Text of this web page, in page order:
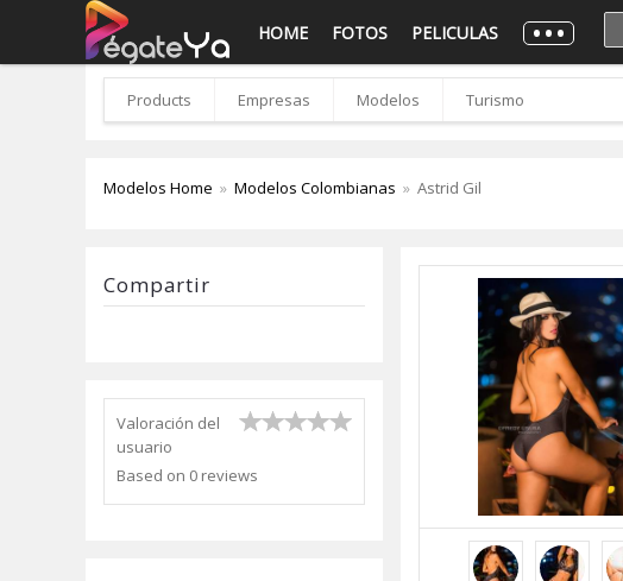
HOME FOTOS PELICULAS
Products Empresas Modelos Turismo
Modelos Home » Modelos Colombianas » Astrid Gil
Compartir
Valoración del
usuario
Based on 0 reviews